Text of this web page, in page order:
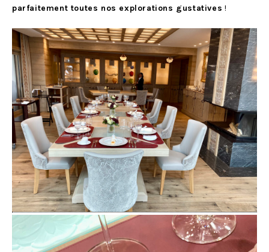
parfaitement toutes nos explorations gustatives !